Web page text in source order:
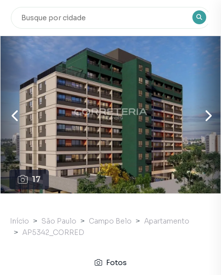
17
Início São Paulo Campo Belo
Apartamento
AP5342_CORRED
Fotos